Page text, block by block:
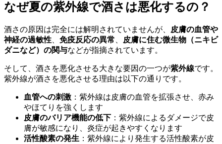
なぜ夏の紫外線で酒さは悪化するの？
酒さの原因は完全には解明されていませんが、
皮膚の血管や
神経の過敏性
免疫反応の異常
皮膚に住む微生物（ニキビ
ダニなど）の関与などが指摘されています。
そして、酒さを悪化させる大きな要因の一つが紫外線です。
紫外線が酒さを悪化させる理由は以下の通りです。
血管への刺激 ：紫外線は皮膚の血管を拡張させ、赤み
やほてりを強くします
皮膚のバリア機能の低下 ：紫外線によるダメージで皮
膚が敏感になり、炎症が起きやすくなります
活性酸素の発生 ：紫外線により発生する活性酸素が皮